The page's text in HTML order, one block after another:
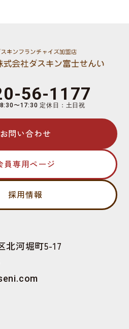
56-1177
〜17:30 定休日：土日祝
お問い合わせ
員専用ページ
採用情報
北河堀町5-17